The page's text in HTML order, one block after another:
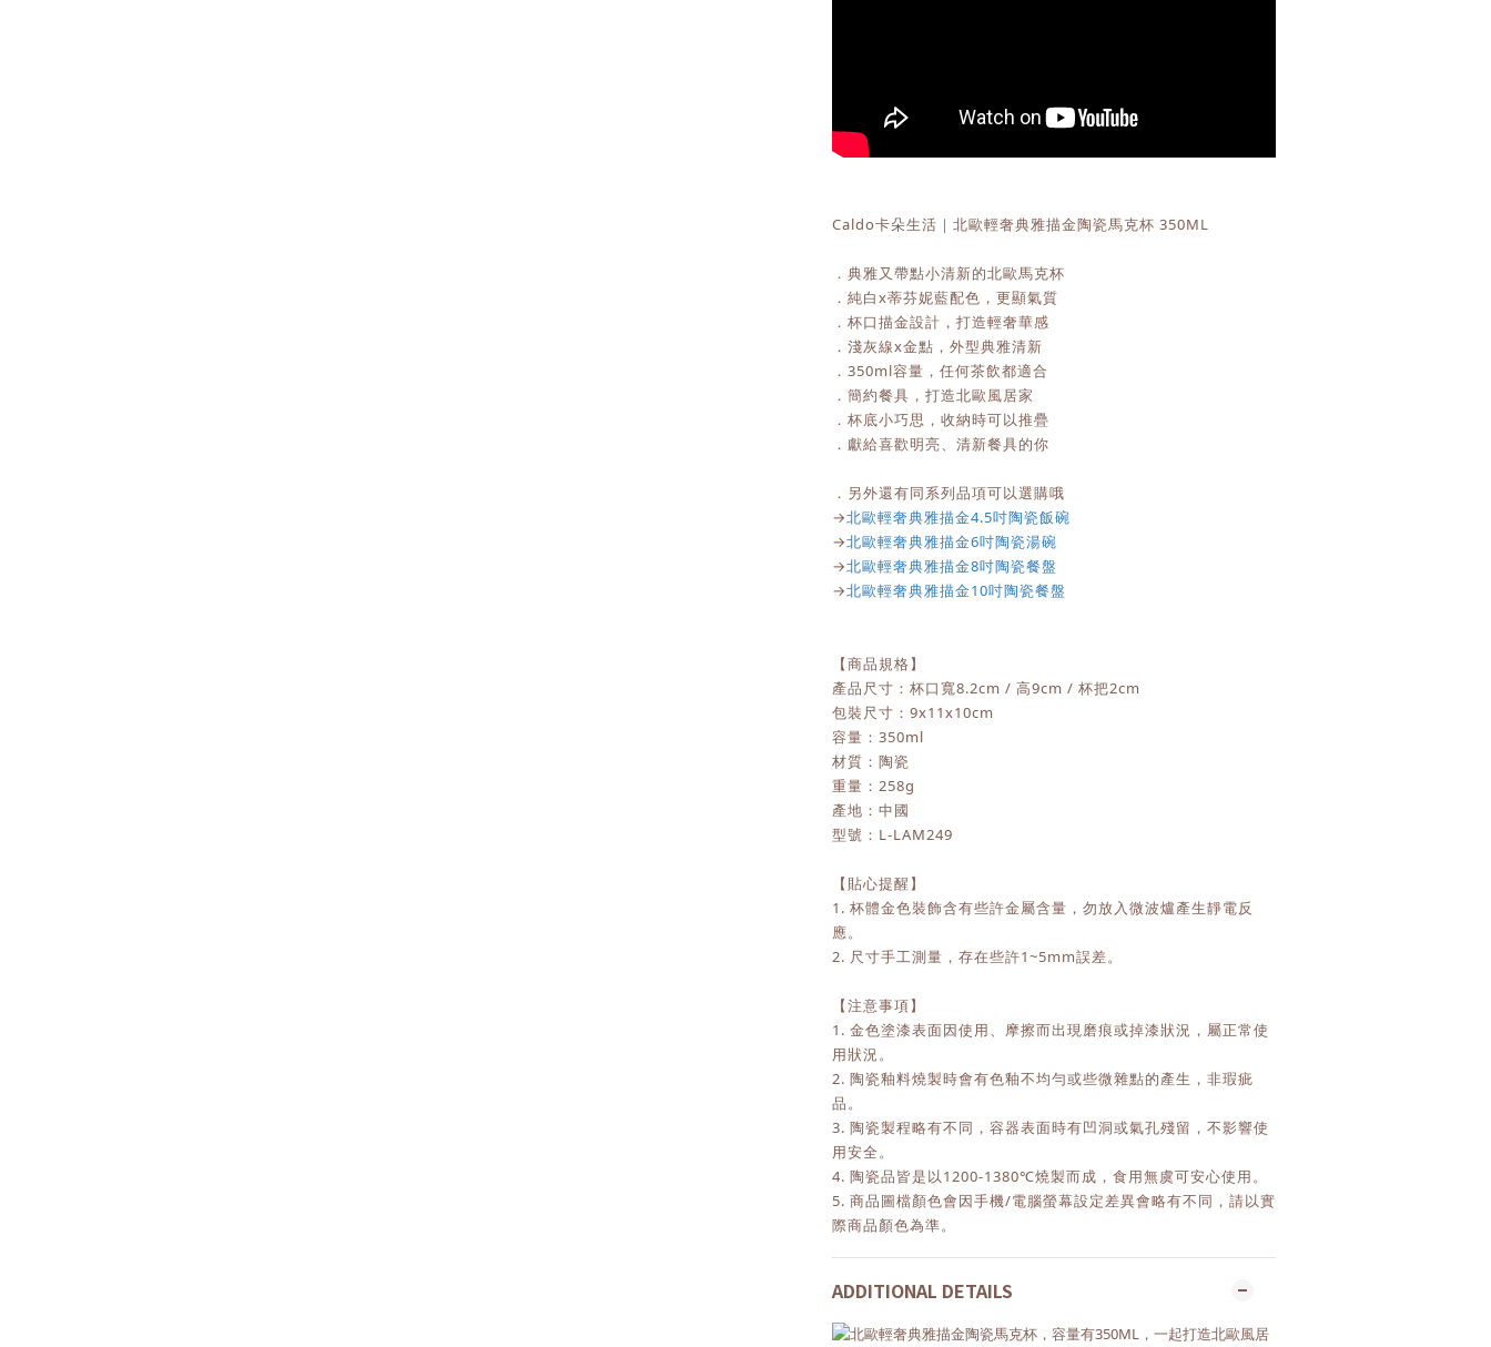
Caldo卡朵生活｜北歐輕奢典雅描金陶瓷馬克杯 350ML
．典雅又帶點小清新的北歐馬克杯
．純白x蒂芬妮藍配色，更顯氣質
．杯口描金設計，打造輕奢華感
．淺灰線x金點，外型典雅清新
．350ml容量，任何茶飲都適合
．簡約餐具，打造北歐風居家
．杯底小巧思，收納時可以推疊
．獻給喜歡明亮、清新餐具的你
．另外還有同系列品項可以選購哦
→北歐輕奢典雅描金4.5吋陶瓷飯碗
→北歐輕奢典雅描金6吋陶瓷湯碗
→北歐輕奢典雅描金8吋陶瓷餐盤
→北歐輕奢典雅描金10吋陶瓷餐盤
【商品規格】
產品尺寸：杯口寬8.2cm / 高9cm / 杯把2cm
包裝尺寸：9x11x10cm
容量：350ml
材質：陶瓷
重量：258g
產地：中國
型號：L-LAM249
【貼心提醒】
1. 杯體金色裝飾含有些許金屬含量，勿放入微波爐產生靜電反
應。
2. 尺寸手工測量，存在些許1~5mm誤差。
【注意事項】
1. 金色塗漆表面因使用、摩擦而出現磨痕或掉漆狀況，屬正常使
用狀況。
2. 陶瓷釉料燒製時會有色釉不均勻或些微雜點的產生，非瑕疵
品。
3. 陶瓷製程略有不同，容器表面時有凹洞或氣孔殘留，不影響使
用安全。
4. 陶瓷品皆是以1200-1380℃燒製而成，食用無虞可安心使用。
5. 商品圖檔顏色會因手機/電腦螢幕設定差異會略有不同，請以實
際商品顏色為準。
ADDITIONAL DETAILS